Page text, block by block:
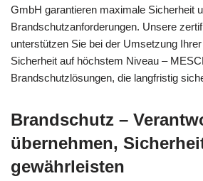
GmbH garantieren maximale Sicherheit
Brandschutzanforderungen. Unsere
unterstützen Sie bei der Umsetzung
Sicherheit auf höchstem Niveau –
Brandschutzlösungen, die langfristig
Brandschutz –
übernehmen,
gewährleisten